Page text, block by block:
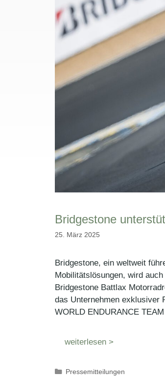
Bridgestone
25. März 2025
Bridgestone, ein weltweit
Mobilitätslösungen, wird
Bridgestone Battlax
das Unternehmen exklusiver
WORLD ENDURANCE
weiterlesen >
Kategorien
Pressemitteilungen